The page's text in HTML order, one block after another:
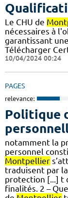
Le CHU de
nécessaires à
garantissant
Télécharger
10/04/2024 00:24
PAGES
relevance:
Politique
notamment la
personnel
Montpellier
traduisent par
protection [...] t
finalités. 2 –